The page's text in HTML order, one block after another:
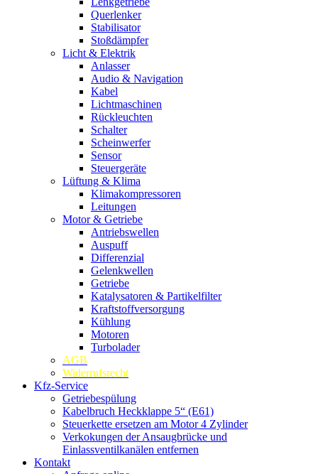
Querlenker
Stabilisator
Stoßdämpfer
Licht & Elektrik
Anlasser
Audio & Navigation
Kabel
Lichtmaschinen
Rückleuchten
Schalter
Scheinwerfer
Sensor
Steuergeräte
Lüftung & Klima
Klimakompressoren
Leitungen
Motor & Getriebe
Antriebswellen
Auspuff
Differenzial
Gelenkwellen
Getriebe
Katalysatoren & Partikelfilter
Kraftstoffversorgung
Kühlung
Motoren
Turbolader
AGB
Widerrufsrecht
Kfz-Service
Getriebespülung
Kabelbruch Heckklappe 5“ (E61)
Steuerkette ersetzen am Motor 4 Zylinder
Verkokungen der Ansaugbrücke und
Einlassventilkanälen entfernen
Kontakt